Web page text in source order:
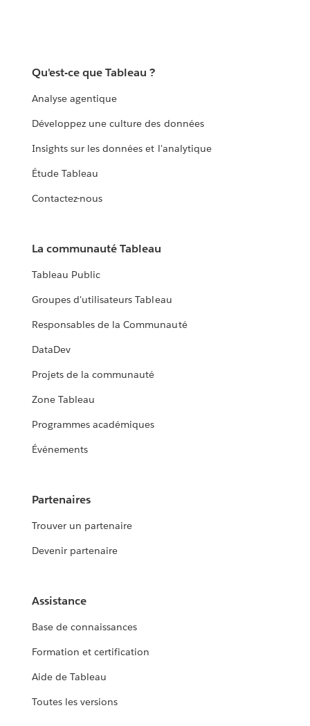
Qu'est-ce que Tableau ?
Analyse agentique
Développez une culture des données
Insights sur les données et l'analytique
Étude Tableau
Contactez-nous
La communauté Tableau
Tableau Public
Groupes d'utilisateurs Tableau
Responsables de la Communauté
DataDev
Projets de la communauté
Zone Tableau
Programmes académiques
Événements
Partenaires
Trouver un partenaire
Devenir partenaire
Assistance
Base de connaissances
Formation et certification
Aide de Tableau
Toutes les versions